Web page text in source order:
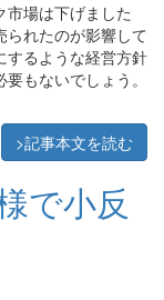
場は下げました
られたのが影響して
するような経営方針
もないでしょう。
>記事本文を読む
で小反